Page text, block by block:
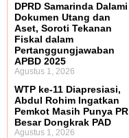
DPRD Samarinda Dalami
Dokumen Utang dan
Aset, Soroti Tekanan
Fiskal dalam
Pertanggungjawaban
APBD 2025
Agustus 1, 2026
WTP ke-11 Diapresiasi,
Abdul Rohim Ingatkan
Pemkot Masih Punya PR
Besar Dongkrak PAD
Agustus 1, 2026